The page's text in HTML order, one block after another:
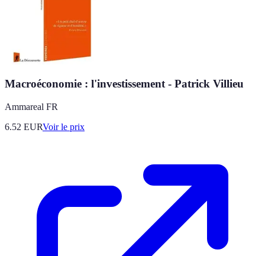
Macroéconomie : l'investissement - Patrick Villieu
Ammareal FR
6.52 EURVoir le prix